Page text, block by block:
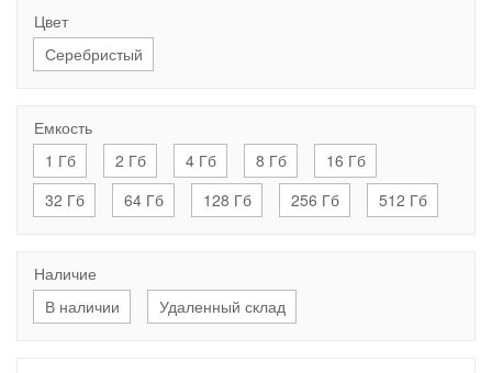
Цвет
Серебристый
Емкость
1 Гб
2 Гб 4 Гб 8 Гб
16 Гб
32 Гб
64 Гб 128 Гб 256 Гб 512 Гб
Наличие
В наличии
Удаленный склад